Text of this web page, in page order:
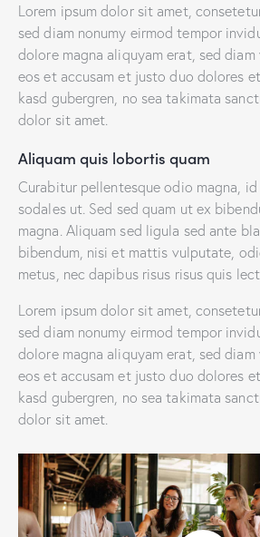
Lorem ipsum dolor sit amet,
sed diam nonumy eirmod tempor
dolore magna aliquyam erat, sed
eos et accusam et justo duo dolores
kasd gubergren, no sea takimata
dolor sit amet.
Aliquam quis lobortis quam
Curabitur pellentesque odio magna, id
sodales ut. Sed sed quam ut ex
magna. Aliquam sed ligula sed ante
bibendum, nisi et mattis vulputate,
metus, nec dapibus risus risus quis
Lorem ipsum dolor sit amet,
sed diam nonumy eirmod tempor
dolore magna aliquyam erat, sed
eos et accusam et justo duo dolores
kasd gubergren, no sea takimata
dolor sit amet.